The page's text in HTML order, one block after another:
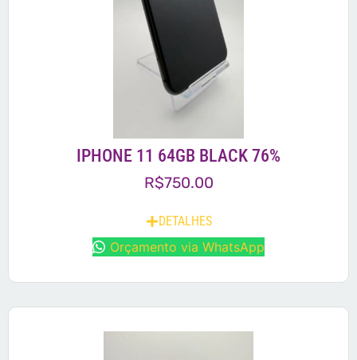
IPHONE 11 64GB BLACK 76%
R$750.00
DETALHES
Orçamento via WhatsApp